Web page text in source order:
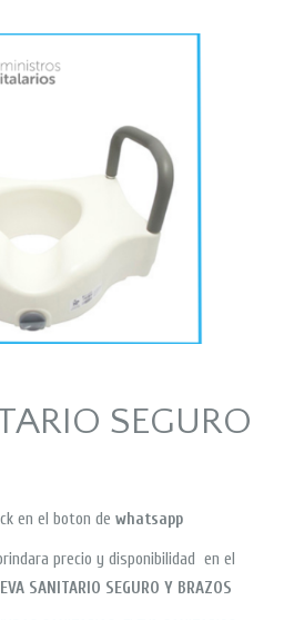
SEGURO
en el boton de whatsapp
precio y disponibilidad en el
SANITARIO SEGURO Y BRAZOS